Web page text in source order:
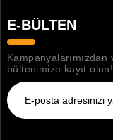
E-BÜLTEN
bültenimize kayıt olun!